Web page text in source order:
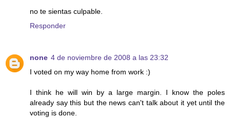
no te sientas culpable.
Responder
none 4 de noviembre de 2008 a las 23:32
I voted on my way home from work :)
I think he will win by a large margin. I know the poles
already say this but the news can't talk about it yet until the
voting is done.